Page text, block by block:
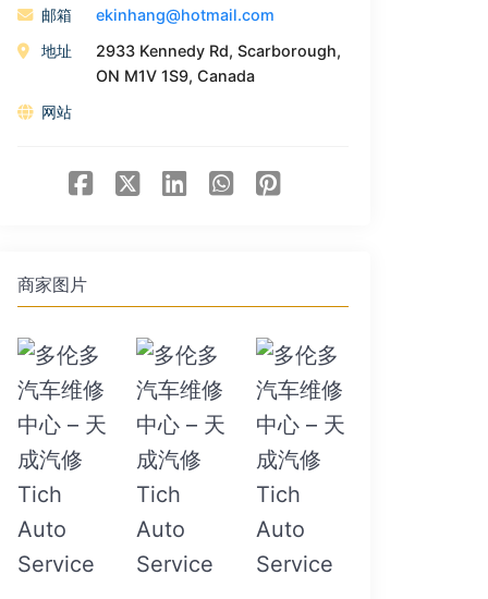
邮箱
ekinhang@hotmail.com
地址
2933 Kennedy Rd, Scarborough,
ON M1V 1S9, Canada
网站
商家图片